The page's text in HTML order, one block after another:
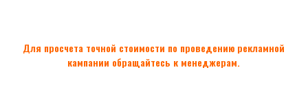
Для просчета точной стоимости по проведению рекламной
кампании обращайтесь к менеджерам.